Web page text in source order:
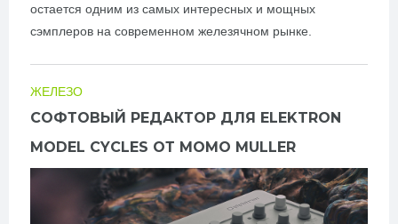
остается одним из самых интересных и мощных
сэмплеров на современном железячном рынке.
ЖЕЛЕЗО
СОФТОВЫЙ РЕДАКТОР ДЛЯ ELEKTRON
MODEL CYCLES ОТ MOMO MULLER